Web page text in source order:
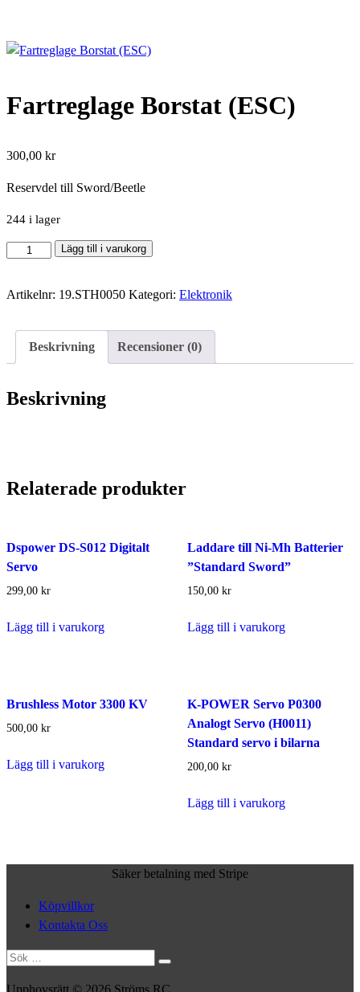
Fartreglage Borstat (ESC)
300,00 kr
Reservdel till Sword/Beetle
244 i lager
Fartreglage
(ESC)
Lägg till i varukorg
Artikelnr: 19.STH0050 Kategori: Elektronik
Beskrivning Recensioner (0)
Beskrivning
Relaterade produkter
Dspower DS-S012 Digitalt
Servo
299,00 kr
Lägg till i varukorg
Laddare till Ni-Mh Batterier
”Standard Sword”
150,00 kr
Lägg till i varukorg
Brushless Motor 3300 KV
500,00 kr
Lägg till i varukorg
K-POWER Servo ‎P0300
Analogt Servo (H0011)
Standard servo i bilarna
200,00 kr
Lägg till i varukorg
Säker betalning med Stripe
Köpvillkor
Kontakta Oss
Sök
Upphovsrätt © 2026 Ströms RC